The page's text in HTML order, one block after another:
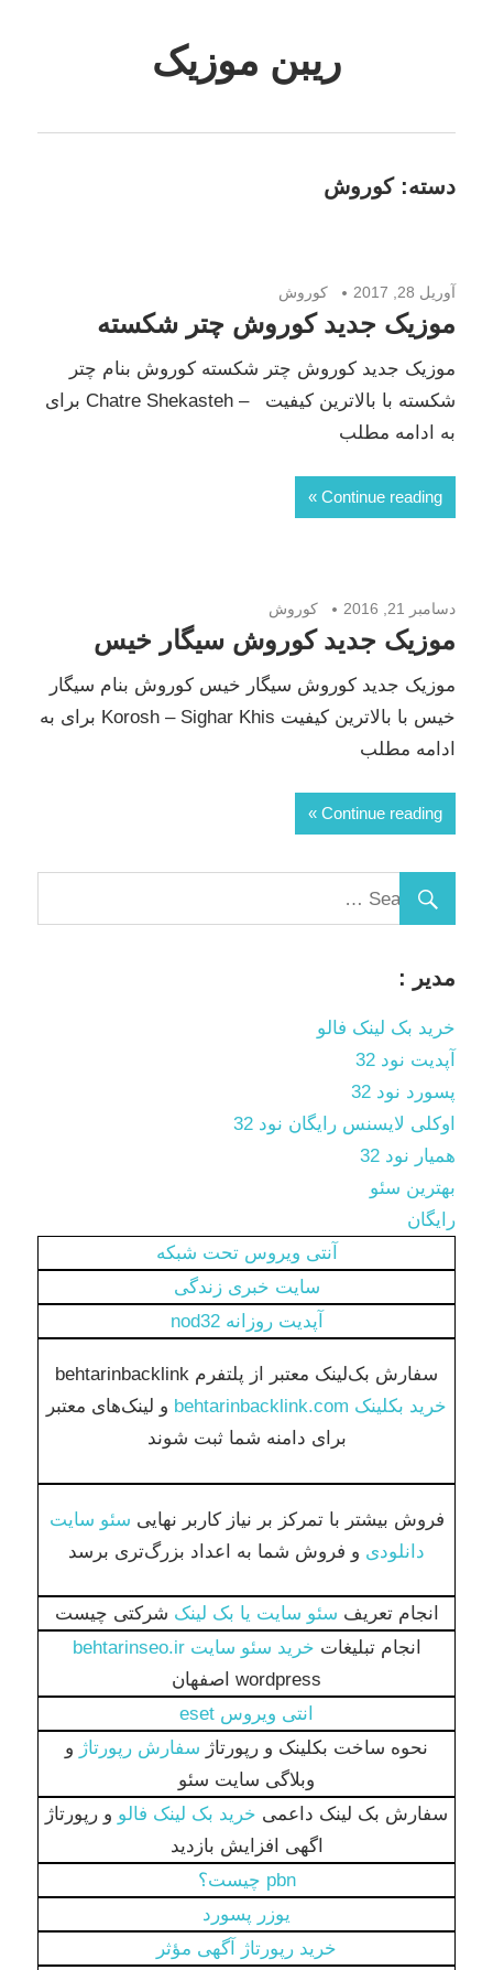
ریبن موزیک
mp3
دسته:کوروش
آوریل 28, 2017 کوروش
موزیک جدید کوروش چتر شکسته
موزیک جدید کوروش چتر شکسته کوروش بنام چتر
شکسته با بالاترین کیفیت – Chatre Shekasteh برای
به ادامه مطلب
Continue reading
دسامبر 21, 2016 کوروش
موزیک جدید کوروش سیگار خیس
موزیک جدید کوروش سیگار خیس کوروش بنام سیگار
خیس با بالاترین کیفیت Korosh – Sighar Khis برای به
ادامه مطلب
Continue reading
مدیر :
خرید بک لینک فالو
آپدیت نود 32
پسورد نود 32
اوکلی لایسنس رایگان نود 32
همیار نود 32
بهترین سئو
رایگان
آنتی ویروس تحت شبکه
سایت خبری زندگی
آپدیت روزانه nod32
سفارش بک‌لینک معتبر از پلتفرم behtarinbacklink
خرید بکلینک behtarinbacklink.com
و لینک‌های معتبر
برای دامنه شما ثبت شوند
فروش بیشتر با تمرکز بر نیاز کاربر نهایی سئو سایت
دانلودی و فروش شما به اعداد بزرگ‌تری برسد
انجام تعریف سئو سایت یا بک لینک شرکتی چیست
انجام تبلیغات خرید سئو سایت behtarinseo.ir
wordpress اصفهان
انتی ویروس eset
نحوه ساخت بکلینک و رپورتاژ سفارش رپورتاژ و
وبلاگی سایت سئو
سفارش بک لینک داعمی خرید بک لینک فالو و رپورتاژ
اگهی افزایش بازدید
pbn چیست؟
یوزر پسورد
خرید رپورتاژ آگهی مؤثر